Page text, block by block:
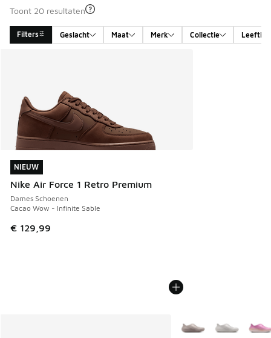
Toont 20 resultaten
Filters Geslacht Maat Merk Collectie
NIEUW
Nike Air Force 1 Retro Premium
Dames Schoenen
Cacao Wow - Infinite Sable
€ 129,99
NIEUW
Meer kleuren